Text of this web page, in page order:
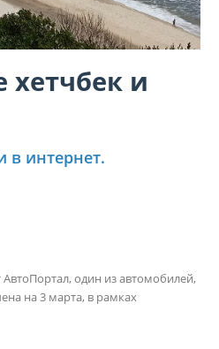
хетчбек и
в интернет.
один из автомобилей,
на 3 марта, в рамках